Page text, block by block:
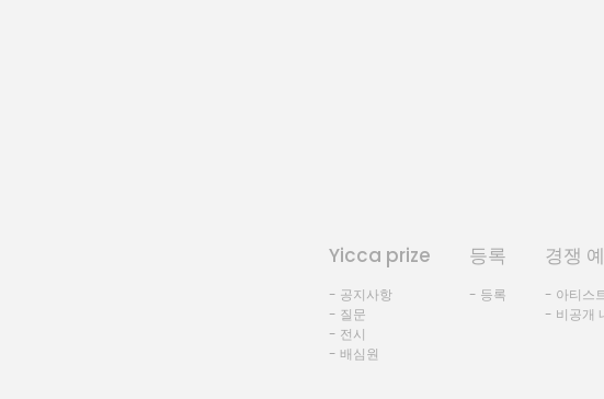
Yicca prize
- 공지사항
- 질문
- 전시
- 배심원
등록
- 등록
경쟁
- 아티스
- 비공개